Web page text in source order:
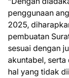
penggunaan
2025,
pembuatan
sesuai dengan
akuntabel,
hal yang tidak